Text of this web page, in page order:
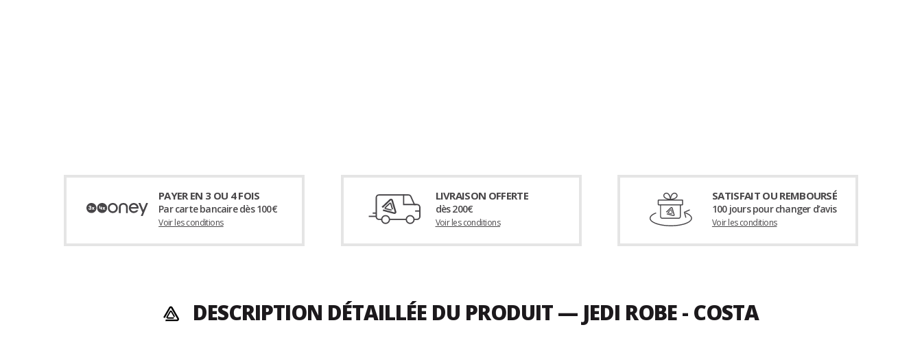
PAYER EN 3 OU 4 FOIS
Par carte bancaire dès 100€
Voir les conditions
LIVRAISON OFFERTE
dès 200€
Voir les conditions
SATISFAIT OU REMBOURSÉ
100 jours pour changer d’avis
Voir les conditions
DESCRIPTION DÉTAILLÉE DU PRODUIT — JEDI ROBE - COSTA